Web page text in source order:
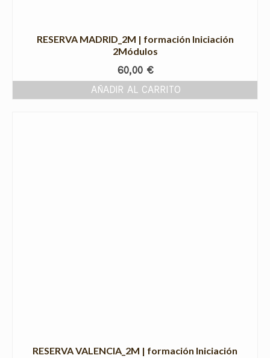
RESERVA MADRID_2M | formación Iniciación
2Módulos
60,00 €
AÑADIR AL CARRITO
RESERVA VALENCIA_2M | formación Iniciación